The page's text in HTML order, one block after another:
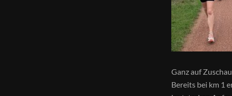
Ganz auf
Bereits bei km 1